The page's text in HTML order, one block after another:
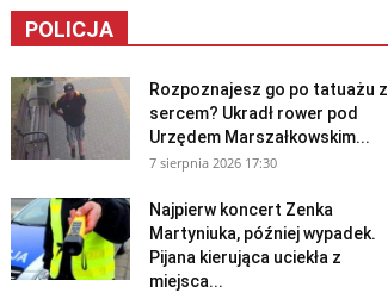
POLICJA
Rozpoznajesz go po tatuażu z
sercem? Ukradł rower pod
Urzędem Marszałkowskim...
7 sierpnia 2026 17:30
Najpierw koncert Zenka
Martyniuka, później wypadek.
Pijana kierująca uciekła z
miejsca...